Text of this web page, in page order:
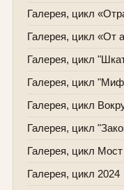
Галерея, цикл
Галерея, цикл «От
Галерея, цикл
Галерея, цикл
Галерея, цикл
Галерея, цикл
Галерея, цикл
Галерея, цикл 2024